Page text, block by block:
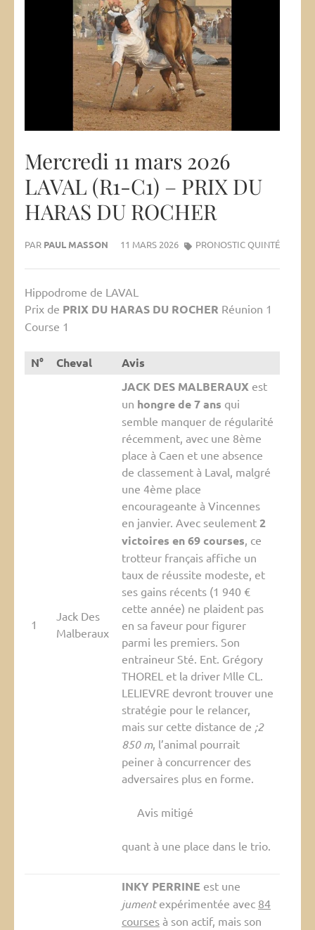
Mercredi 11 mars 2026
LAVAL (R1-C1) – PRIX DU
HARAS DU ROCHER
PAR PAUL MASSON 11 MARS 2026 PRONOSTIC QUINTÉ
Hippodrome de LAVAL
Prix de PRIX DU HARAS DU ROCHER Réunion 1
Course 1
N° Cheval Avis
1
Jack Des
Malberaux
JACK DES MALBERAUX est
un hongre de 7 ans qui
semble manquer de régularité
récemment, avec une 8ème
place à Caen et une absence
de classement à Laval, malgré
une 4ème place
encourageante à Vincennes
en janvier. Avec seulement 2
victoires en 69 courses, ce
trotteur français affiche un
taux de réussite modeste, et
ses gains récents (1 940 €
cette année) ne plaident pas
en sa faveur pour figurer
parmi les premiers. Son
entraineur Sté. Ent. Grégory
THOREL et la driver Mlle CL.
LELIEVRE devront trouver une
stratégie pour le relancer,
mais sur cette distance de ;2
850 m, l’animal pourrait
peiner à concurrencer des
adversaires plus en forme.
Avis mitigé
quant à une place dans le trio.
INKY PERRINE est une
jumentexpérimentée avec 84
coursesà son actif, mais son